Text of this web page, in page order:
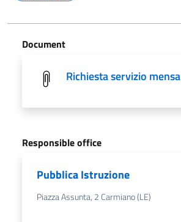
Document
Richiesta servizio mensa
Responsible office
Pubblica Istruzione
Piazza Assunta, 2 Carmiano (LE)